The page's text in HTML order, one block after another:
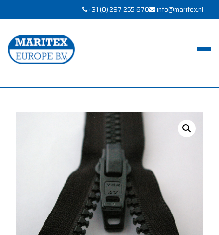
+31 (0) 297 255 670 info@maritex.nl